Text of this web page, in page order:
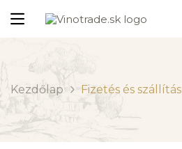
Kezdőlap Fizetés és szállítás